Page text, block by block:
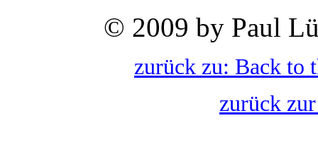
© 2009 by Paul
zurück zu: Back to
zurück